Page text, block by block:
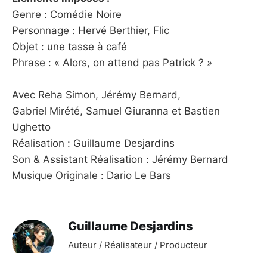
Genre : Comédie Noire
Personnage : Hervé Berthier, Flic
Objet : une tasse à café
Phrase : « Alors, on attend pas Patrick ? »
Avec Reha Simon, Jérémy Bernard,
Gabriel Mirété, Samuel Giuranna et Bastien
Ughetto
Réalisation : Guillaume Desjardins
Son & Assistant Réalisation : Jérémy Bernard
Musique Originale : Dario Le Bars
Guillaume Desjardins
Auteur / Réalisateur / Producteur